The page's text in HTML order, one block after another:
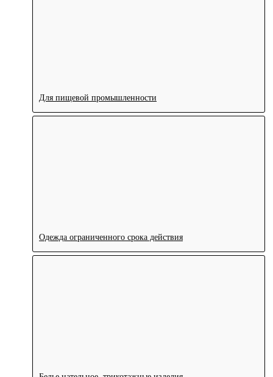
Для пищевой промышленности
Одежда ограниченного срока действия